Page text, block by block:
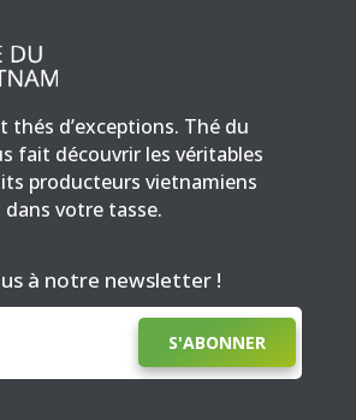
thés d’exceptions. Thé du
fait découvrir les véritables
producteurs vietnamiens
votre tasse.
à notre newsletter !
S'ABONNER